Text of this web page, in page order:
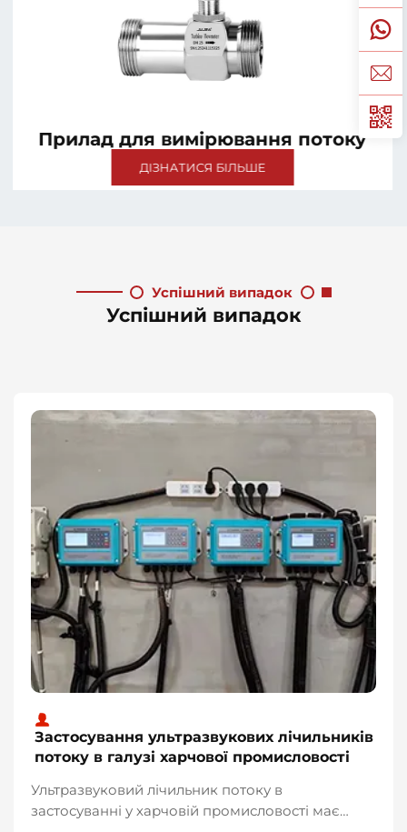
Прилад для вимірювання потоку
ДІЗНАТИСЯ БІЛЬШЕ
Успішний випадок
Успішний випадок
Застосування ультразвукових лічильників
потоку в галузі харчової промисловості
Ультразвуковий лічильник потоку в
застосуванні у харчовій промисловості має